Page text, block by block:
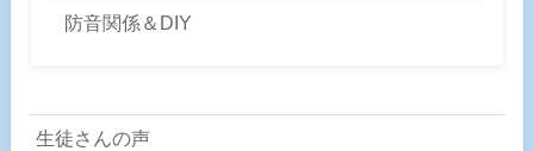
防音関係＆DIY
生徒さんの声